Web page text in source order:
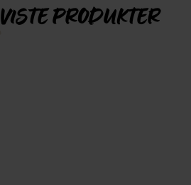
VISTE PRODUKTER